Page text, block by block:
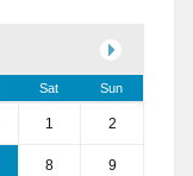
Sat Sun
1 2
8 9